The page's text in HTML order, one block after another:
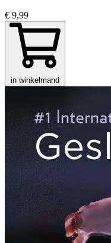
€ 9,99
in winkelmand